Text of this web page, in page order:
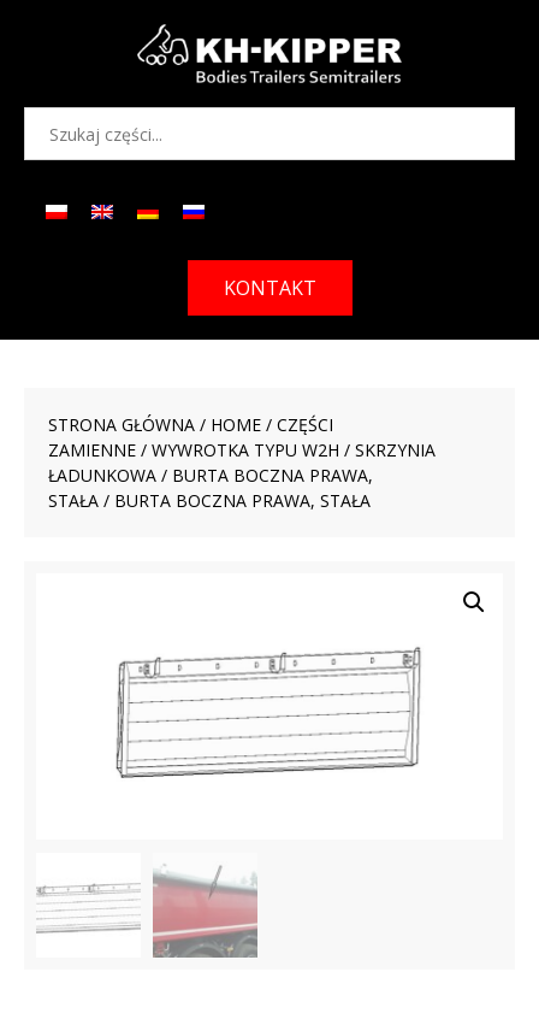
KONTAKT
STRONA GŁÓWNA / HOME / CZĘŚCI
ZAMIENNE / WYWROTKA TYPU W2H / SKRZYNIA
ŁADUNKOWA / BURTA BOCZNA PRAWA,
STAŁA / BURTA BOCZNA PRAWA, STAŁA